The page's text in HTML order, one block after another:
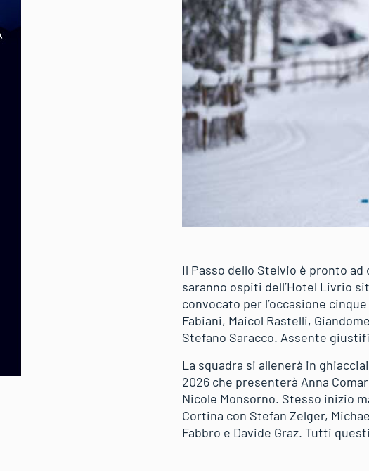
Il Passo dello Stelvio è pronto
saranno ospiti dell’Hotel Livrio
convocato per l’occasione
Fabiani, Maicol Rastelli,
Stefano Saracco. Assente
La squadra si allenerà in
2026 che presenterà Anna
Nicole Monsorno. Stesso inizio
Cortina con Stefan Zelger,
Fabbro e Davide Graz. Tutti